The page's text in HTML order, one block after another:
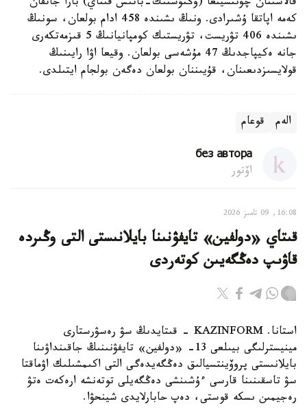
قالاسىنان چۋنتسينعا (وڭتۇستىك-باتىس قىتاي) بارا جاتقان
كەمە اپاتقا ۇشىرادى. ونىڭ ىشىندە 458 ادام بولعان، سونىڭ
ىشىندە 406 تۋريست، تۋريستىك كومپانيانىڭ 5 قىزمەتكەرى
جانە ەكيپاجدىڭ 47 مۇشەسى بولعان. وقيعا اۋا رايىنىڭ
قولايسىزدىعىنان، قۇيىننان بولعان دەگەن بولجام ايتىلدى.
الەم قوعام
без автора
اۆتور
16:08, 09 تامىز 2026
قىتاي «دولفين» تايفۋنىنا بايلانىستى التى وڭىردە
قاۋىپ دەڭگەيىن كوتەردى
استانا. KAZINFORM - قىتايدىڭ سۋ رەسۋرستارى
مينيسترلىگى بيىلعى 13- «دولفين» تايفۋنىنىڭ جاقىنداۋىنا
بايلانىستى پروۆينتسيالىق دەڭگەيدەگى التى اكىمشىلىك اۋماقتا
سۋ تاسقىنىنا قارسى ءۇشىنشى دەڭگەيلى توتەنشە ارەكەت ەتۋ
رەجيمىن ىسكە قوستى، دەپ حابارلايدى شينحۋا.